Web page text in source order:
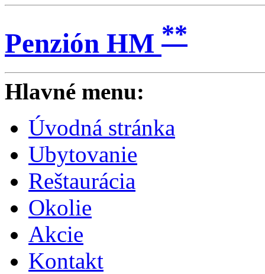
Penzión HM **
Hlavné menu:
Úvodná stránka
Ubytovanie
Reštaurácia
Okolie
Akcie
Kontakt